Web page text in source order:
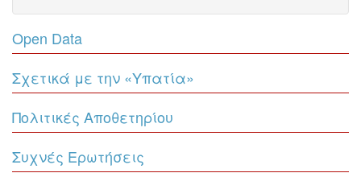
Open Data
Σχετικά με την «Υπατία»
Πολιτικές Αποθετηρίου
Συχνές Ερωτήσεις